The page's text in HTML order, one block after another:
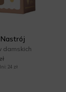
damskich
24 zł